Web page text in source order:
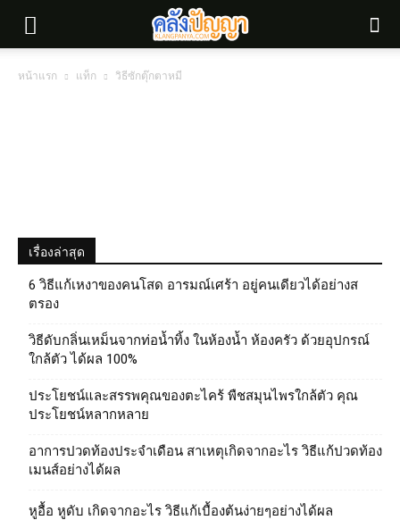
หน้าแรก แท็ก วิธีซักตุ๊กตาหมี
เรื่องล่าสุด
6 วิธีแก้เหงาของคนโสด อารมณ์เศร้า อยู่คนเดียวได้อย่างส
ตรอง
วิธีดับกลิ่นเหม็นจากท่อน้ำทิ้ง ในห้องน้ำ ห้องครัว ด้วยอุปกรณ์
ใกล้ตัว ได้ผล 100%
ประโยชน์และสรรพคุณของตะไคร้ พืชสมุนไพรใกล้ตัว คุณ
ประโยชน์หลากหลาย
อาการปวดท้องประจำเดือน สาเหตุเกิดจากอะไร วิธีแก้ปวดท้อง
เมนส์อย่างได้ผล
หูอื้อ หูดับ เกิดจากอะไร วิธีแก้เบื้องต้นง่ายๆอย่างได้ผล